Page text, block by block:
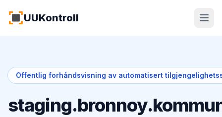
Hopp til hovedinnhold
UUKontroll
Offentlig forhåndsvisning av automatisert